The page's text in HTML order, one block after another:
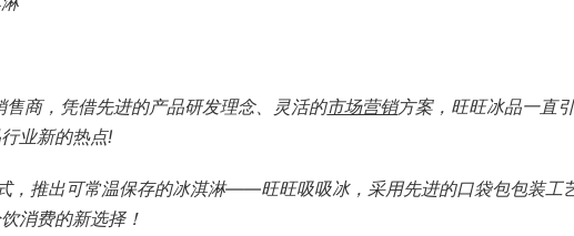
商，凭借先进的产品研发理念、灵活的市场营销方案，旺旺冰品一直
业新的热点!
，推出可常温保存的冰淇淋——旺旺吸吸冰，采用先进的口袋包包装工
消费的新选择！